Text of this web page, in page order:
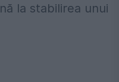
la stabilirea unui